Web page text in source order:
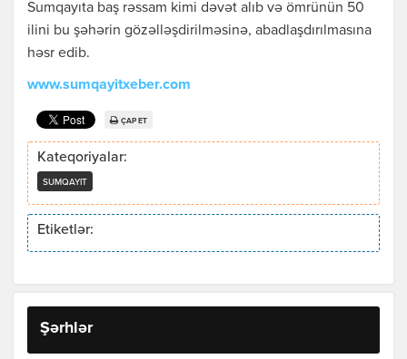
Sumqayıta baş rəssam kimi dəvət alıb və ömrünün 50
ilini bu şəhərin gözəlləşdirilməsinə, abadlaşdırılmasına
həsr edib.
www.sumqayitxeber.com
ÇAP ET
Kateqoriyalar:
SUMQAYIT
Etiketlər:
Şərhlər